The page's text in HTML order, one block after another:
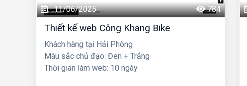
11/06/2025 784
Thiết kế web Công Khang Bike
Khách hàng tại Hải Phòng
Màu sắc chủ đạo: Đen + Trắng
Thời gian làm web: 10 ngày